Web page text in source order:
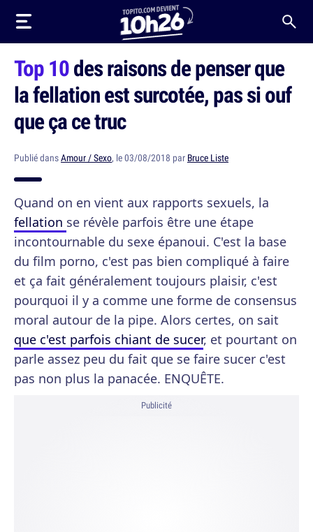
Top 10des raisons de penser que
la fellation est surcotée, pas si ouf
que ça ce truc
Publié dansAmour / Sexo, le 03/08/2018 par Bruce Liste
Quand on en vient aux rapports sexuels, la
fellation se révèle parfois être une étape
incontournable du sexe épanoui. C'est la base
du film porno, c'est pas bien compliqué à faire
et ça fait généralement toujours plaisir, c'est
pourquoi il y a comme une forme de consensus
moral autour de la pipe. Alors certes, on sait
que c'est parfois chiant de sucer, et pourtant on
parle assez peu du fait que se faire sucer c'est
pas non plus la panacée. ENQUÊTE.
Publicité